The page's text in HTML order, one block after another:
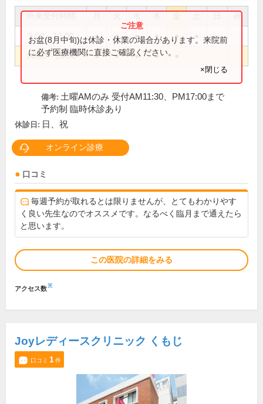
祝
9:00～12:00 ● ● ● ● ●
14:00～18:00 ● ● ● ●
お盆(8月中旬)は休診・休業の場合があります。来院前
に必ず医療機関に直接ご確認ください。
×閉じる
備考: 土曜AMのみ 受付AM11:30、PM17:00まで
予約制 臨時休診あり
休診日: 日、祝
オンライン診療
口コミ
毎週予約が取れるとは限りませんが、とてもわかりやす
く良い先生なのでオススメです。なるべく臨月まで通えたら
と思います。
この医院の詳細をみる
アクセス数※
Joyレディースクリニック くもじ
口コミ 1件